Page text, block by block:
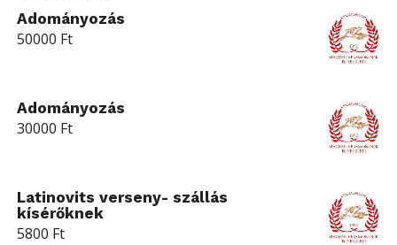
Adományozás
50000 Ft
Adományozás
30000 Ft
Latinovits verseny- szállás
kísérőknek
5800 Ft